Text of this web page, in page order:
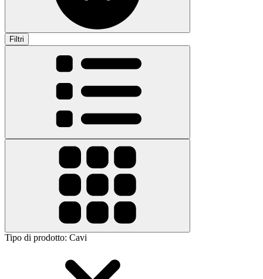
Filtri
Tipo di prodotto: Cavi